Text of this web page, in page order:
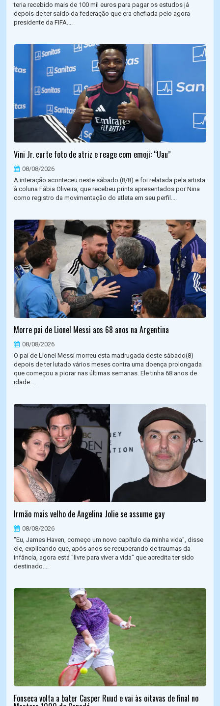
teria recebido mais de 100 mil euros para pagar os estudos já
depois de ter saído da federação que era chefiada pelo agora
presidente da FIFA....
Vini Jr. curte foto de atriz e reage com emoji: “Uau”
08/08/2026
A interação aconteceu neste sábado (8/8) e foi relatada pela artista
à coluna Fábia Oliveira, que recebeu prints apresentados por Nina
como registro da movimentação do atleta em seu perfil....
Morre pai de Lionel Messi aos 68 anos na Argentina
08/08/2026
O pai de Lionel Messi morreu esta madrugada deste sábado(8)
depois de ter lutado vários meses contra uma doença prolongada
que começou a piorar nas últimas semanas. Ele tinha 68 anos de
idade....
Irmão mais velho de Angelina Jolie se assume gay
08/08/2026
"Eu, James Haven, começo um novo capítulo da minha vida", disse
ele, explicando que, após anos se recuperando de traumas da
infância, agora está "livre para viver a vida" que acredita ter sido
destinado....
Fonseca volta a bater Casper Ruud e vai às oitavas de final no